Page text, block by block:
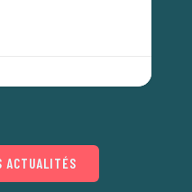
ACTUALITÉS